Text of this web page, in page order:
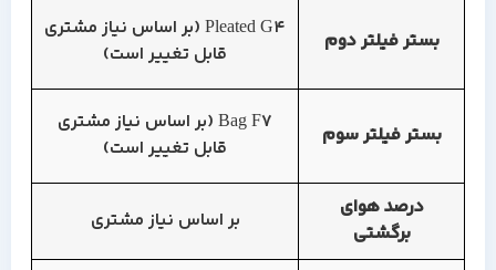
بستر فیلتر دوم
Pleated G4 (بر اساس نیاز مشتری
قابل تغییر است)
بستر فیلتر سوم
Bag F7 (بر اساس نیاز مشتری
قابل تغییر است)
درصد هوای
برگشتی
بر اساس نیاز مشتری